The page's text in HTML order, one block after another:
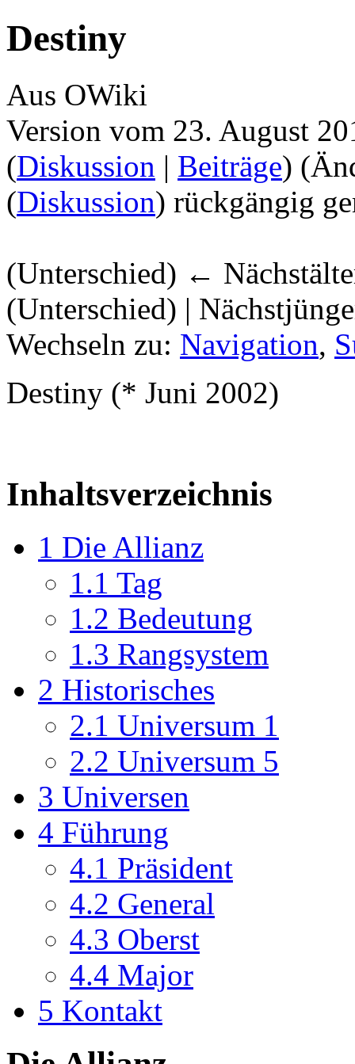
Destiny
Aus OWiki
Version vom 23. August
(Diskussion | Beiträge)
(Diskussion) rückgängig
(Unterschied) ←
(Unterschied) |
Wechseln zu: Navigation,
Destiny (* Juni 2002)
Inhaltsverzeichnis
1 Die Allianz
1.1 Tag
1.2 Bedeutung
1.3 Rangsystem
2 Historisches
2.1 Universum 1
2.2 Universum 5
3 Universen
4 Führung
4.1 Präsident
4.2 General
4.3 Oberst
4.4 Major
5 Kontakt